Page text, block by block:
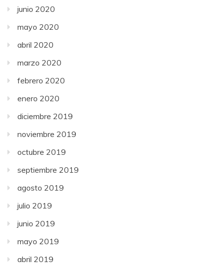
junio 2020
mayo 2020
abril 2020
marzo 2020
febrero 2020
enero 2020
diciembre 2019
noviembre 2019
octubre 2019
septiembre 2019
agosto 2019
julio 2019
junio 2019
mayo 2019
abril 2019